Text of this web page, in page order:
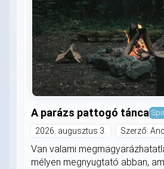
A parázs pattogó tánca
2026. augusztus 3. Szerző:
Van valami
mélyen megnyugtató abban,